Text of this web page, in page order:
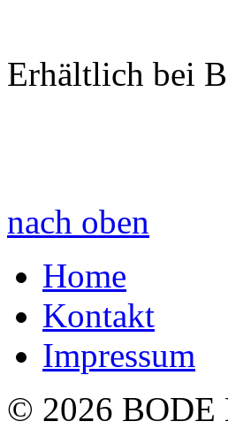
Erhältlich bei
nach oben
Home
Kontakt
Impressum
© 2026 BODE